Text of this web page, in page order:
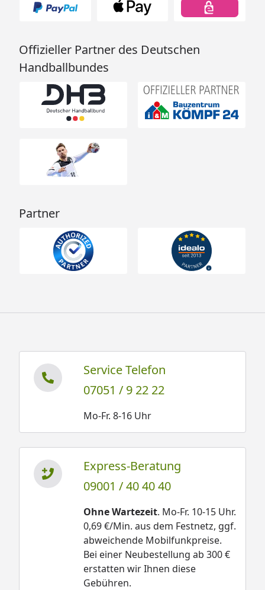
Offizieller Partner des Deutschen
Handballbundes
Partner
Service Telefon
07051 / 9 22 22
Mo-Fr. 8-16 Uhr
Express-Beratung
09001 / 40 40 40
Ohne Wartezeit. Mo-Fr. 10-15 Uhr.
0,69 €/Min. aus dem Festnetz, ggf.
abweichende Mobilfunkpreise.
Bei einer Neubestellung ab 300 €
erstatten wir Ihnen diese
Gebühren.